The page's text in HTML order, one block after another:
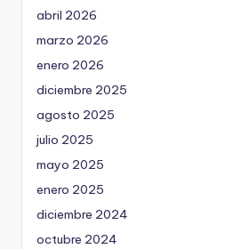
abril 2026
marzo 2026
enero 2026
diciembre 2025
agosto 2025
julio 2025
mayo 2025
enero 2025
diciembre 2024
octubre 2024